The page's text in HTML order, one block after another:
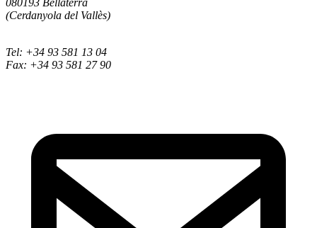
080193 Bellaterra
(Cerdanyola del Vallès)
Tel: +34 93 581 13 04
Fax: +34 93 581 27 90